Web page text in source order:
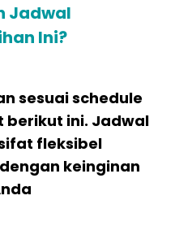
Jadwal
Ini?
sesuai schedule
berikut ini. Jadwal
fleksibel
keinginan